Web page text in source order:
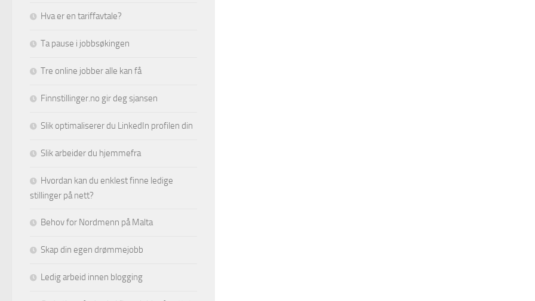
Hva er en tariffavtale?
Ta pause i jobbsøkingen
Tre online jobber alle kan få
Finnstillinger.no gir deg sjansen
Slik optimaliserer du LinkedIn profilen din
Slik arbeider du hjemmefra
Hvordan kan du enklest finne ledige
stillinger på nett?
Behov for Nordmenn på Malta
Skap din egen drømmejobb
Ledig arbeid innen blogging